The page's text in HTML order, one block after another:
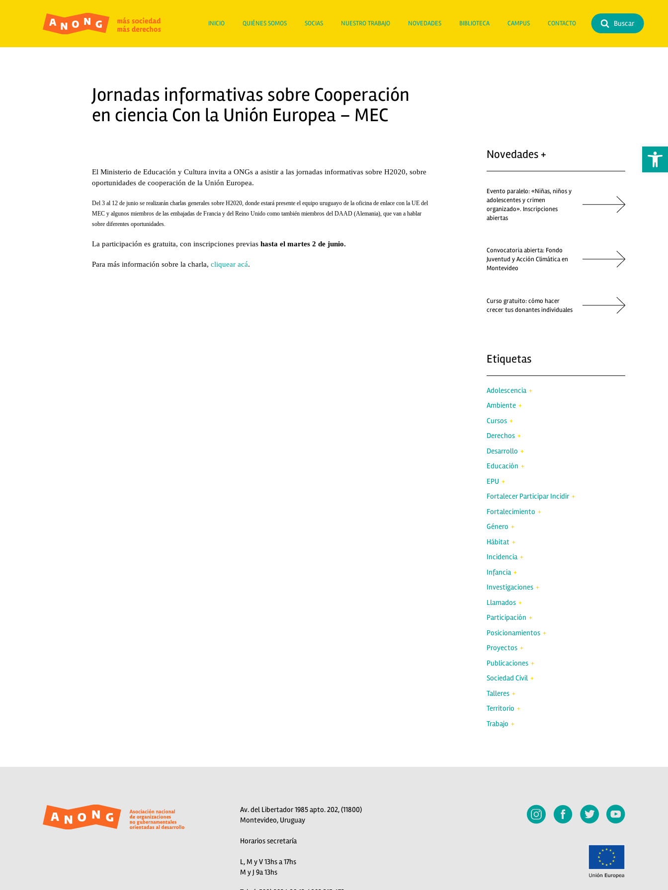
Abrir
INICIO QUIÉNES SOMOS SOCIAS NUESTRO TRABAJO NOVEDADES BIBLIOTECA CAMPUS CONTACTO Buscar
Jornadas informativas sobre Cooperación
en ciencia Con la Unión Europea – MEC
El Ministerio de Educación y Cultura invita a ONGs a asistir a las jornadas informativas sobre H2020, sobre
oportunidades de cooperación de la Unión Europea.
Del 3 al 12 de junio se realizarán charlas generales sobre H2020, donde estará presente el equipo uruguayo de la oficina de enlace con la UE del
MEC y algunos miembros de las embajadas de Francia y del Reino Unido como también miembros del DAAD (Alemania), que van a hablar
sobre diferentes oportunidades.
La participación es gratuita, con inscripciones previas hasta el martes 2 de junio.
Para más información sobre la charla, cliquear acá.
Novedades +
Evento paralelo: «Niñas, niños y
adolescentes y crimen
organizado». Inscripciones
abiertas
Convocatoria abierta: Fondo
Juventud y Acción Climática en
Montevideo
Curso gratuito: cómo hacer
crecer tus donantes individuales
Etiquetas
Adolescencia
Ambiente
Cursos
Derechos
Desarrollo
Educación
EPU
Fortalecer Participar Incidir
Fortalecimiento
Género
Hábitat
Incidencia
Infancia
Investigaciones
Llamados
Participación
Posicionamientos
Proyectos
Publicaciones
Sociedad Civil
Talleres
Territorio
Trabajo
Av. del Libertador 1985 apto. 202, (11800)
Montevideo, Uruguay
Horarios secretaría
L, M y V 13hs a 17hs
M y J 9a 13hs